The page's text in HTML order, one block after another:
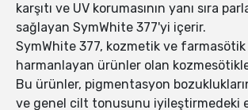
karşıtı ve UV korumasının yanı sıra
sağlayan SymWhite 377'yi içerir.
SymWhite 377, kozmetik ve
harmanlayan ürünler olan
Bu ürünler, pigmentasyon
ve genel cilt tonusunu iyileştirmedeki